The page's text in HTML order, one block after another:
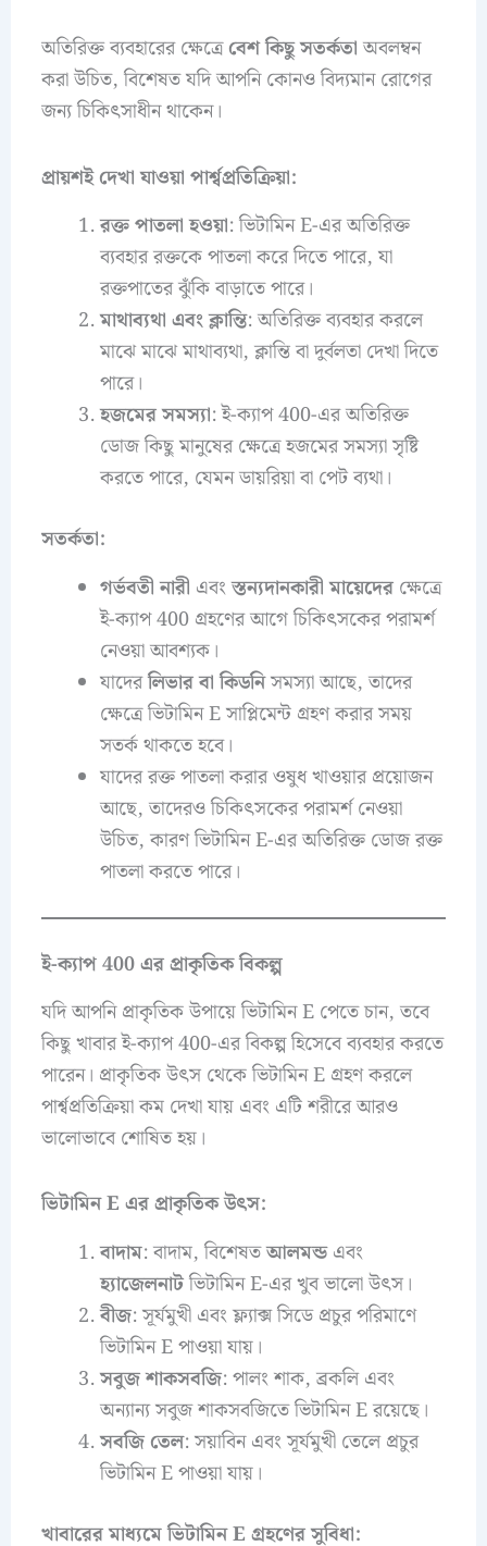
অতিরিক্ত ব্যবহারের ক্ষেত্রেবেশ কিছু সতর্কতা অবলম্বন
করা উচিত, বিশেষত যদি আপনি কোনও বিদ্যমান রোগের
জন্য চিকিৎসাধীন থাকেন।
প্রায়শই দেখা যাওয়া পার্শ্বপ্রতিক্রিয়া:
রক্ত পাতলা হওয়া: ভিটামিন E-এর অতিরিক্ত
ব্যবহার রক্তকে পাতলা করে দিতে পারে, যা
রক্তপাতের ঝুঁকি বাড়াতে পারে।
মাথাব্যথা এবং ক্লান্তি: অতিরিক্ত ব্যবহার করলে
মাঝে মাঝে মাথাব্যথা, ক্লান্তি বা দুর্বলতা দেখা দিতে
পারে।
হজমের সমস্যা: ই-ক্যাপ 400-এর অতিরিক্ত
ডোজ কিছু মানুষের ক্ষেত্রে হজমের সমস্যা সৃষ্টি
করতে পারে, যেমন ডায়রিয়া বা পেট ব্যথা।
সতর্কতা:
গর্ভবতী নারী এবংস্তন্যদানকারী মায়েদেরক্ষেত্রে
ই-ক্যাপ 400 গ্রহণের আগে চিকিৎসকের পরামর্শ
নেওয়া আবশ্যক।
যাদেরলিভার বা কিডনিসমস্যা আছে, তাদের
ক্ষেত্রে ভিটামিন E সাপ্লিমেন্ট গ্রহণ করার সময়
সতর্ক থাকতে হবে।
যাদের রক্ত পাতলা করার ওষুধ খাওয়ার প্রয়োজন
আছে, তাদেরও চিকিৎসকের পরামর্শ নেওয়া
উচিত, কারণ ভিটামিন E-এর অতিরিক্ত ডোজ রক্ত
পাতলা করতে পারে।
ই-ক্যাপ 400 এর প্রাকৃতিক বিকল্প
যদি আপনি প্রাকৃতিক উপায়ে ভিটামিন E পেতে চান, তবে
কিছু খাবার ই-ক্যাপ 400-এর বিকল্প হিসেবে ব্যবহার করতে
পারেন। প্রাকৃতিক উৎস থেকে ভিটামিন E গ্রহণ করলে
পার্শ্বপ্রতিক্রিয়া কম দেখা যায় এবং এটি শরীরে আরও
ভালোভাবে শোষিত হয়।
ভিটামিন E এর প্রাকৃতিক উৎস:
বাদাম: বাদাম, বিশেষতআলমন্ডএবং
হ্যাজেলনাটভিটামিন E-এর খুব ভালো উৎস।
বীজ: সূর্যমুখী এবং ফ্ল্যাক্স সিডে প্রচুর পরিমাণে
ভিটামিন E পাওয়া যায়।
সবুজ শাকসবজি: পালং শাক, ব্রকলি এবং
অন্যান্য সবুজ শাকসবজিতে ভিটামিন E রয়েছে।
সবজি তেল: সয়াবিন এবং সূর্যমুখী তেলে প্রচুর
ভিটামিন E পাওয়া যায়।
খাবারের মাধ্যমে ভিটামিন E গ্রহণের সুবিধা: